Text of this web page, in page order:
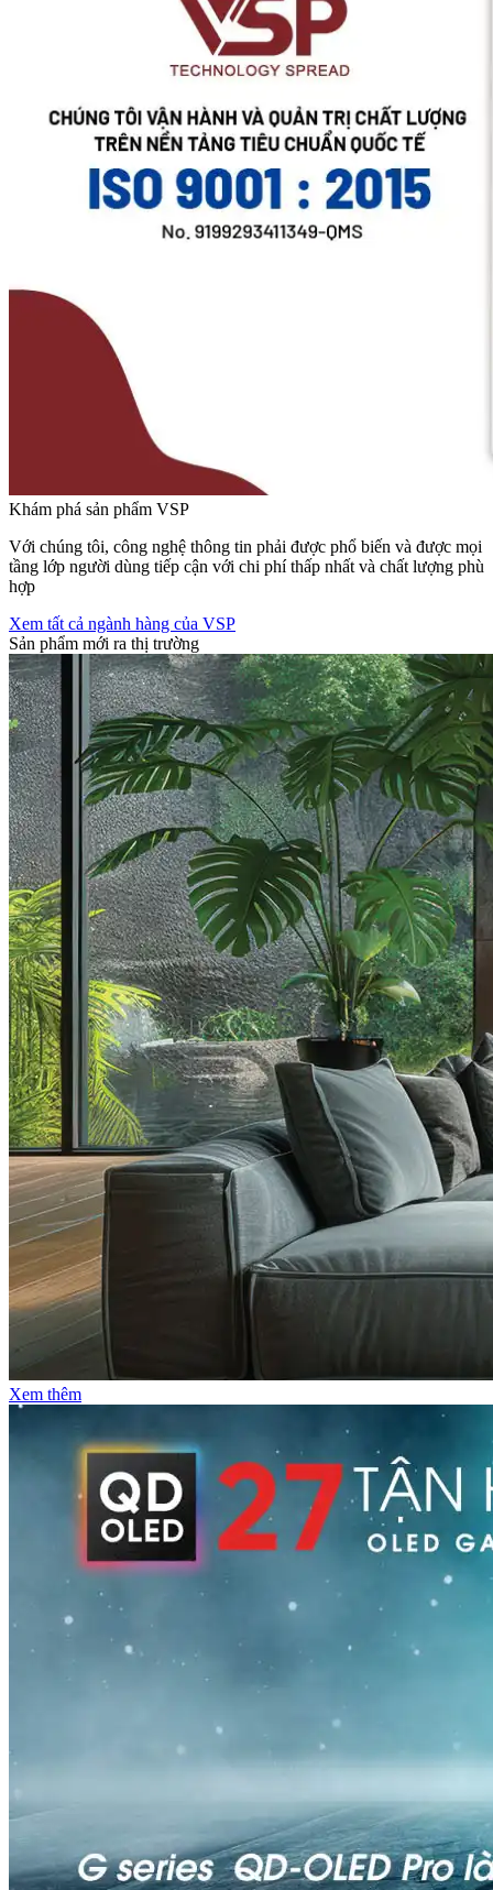
Khám phá sản phẩm VSP
Với chúng tôi, công nghệ thông tin phải được phổ biến và được mọi
tầng lớp người dùng tiếp cận với chi phí thấp nhất và chất lượng phù
hợp
Xem tất cả ngành hàng của VSP
Sản phẩm mới ra thị trường
Xem thêm